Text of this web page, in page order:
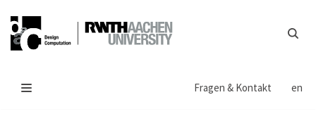
Zum
Inhalt
Fragen & Kontakt
en